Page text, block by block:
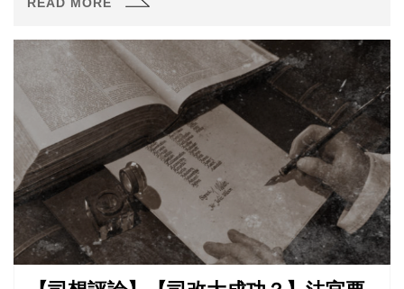
新竹檢方另外依強制性交罪嫌起訴女童哥哥。